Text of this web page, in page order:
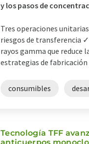
y los pasos de
Tres operaciones
riesgos de transferencia
rayos gamma que reduce
estrategias de fabricación
consumibles
Tecnología TFF